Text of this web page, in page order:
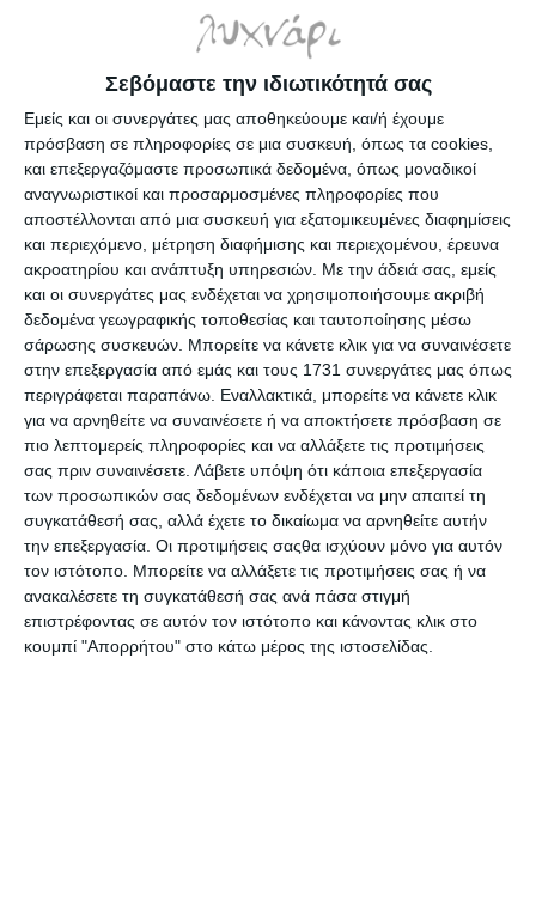
Σεβόμαστε την ιδιωτικότητά σας
Εμείς και οι συνεργάτες μας αποθηκεύουμε και/ή έχουμε
πρόσβαση σε πληροφορίες σε μια συσκευή, όπως τα cookies,
και επεξεργαζόμαστε προσωπικά δεδομένα, όπως μοναδικοί
αναγνωριστικοί και προσαρμοσμένες πληροφορίες που
αποστέλλονται από μια συσκευή για εξατομικευμένες διαφημίσεις
και περιεχόμενο, μέτρηση διαφήμισης και περιεχομένου, έρευνα
ακροατηρίου και ανάπτυξη υπηρεσιών. Με την άδειά σας, εμείς
και οι συνεργάτες μας ενδέχεται να χρησιμοποιήσουμε ακριβή
δεδομένα γεωγραφικής τοποθεσίας και ταυτοποίησης μέσω
σάρωσης συσκευών. Μπορείτε να κάνετε κλικ για να συναινέσετε
στην επεξεργασία από εμάς και τους 1731 συνεργάτες μας όπως
περιγράφεται παραπάνω. Εναλλακτικά, μπορείτε να κάνετε κλικ
για να αρνηθείτε να συναινέσετε ή να αποκτήσετε πρόσβαση σε
πιο λεπτομερείς πληροφορίες και να αλλάξετε τις προτιμήσεις
σας πριν συναινέσετε. Λάβετε υπόψη ότι κάποια επεξεργασία
των προσωπικών σας δεδομένων ενδέχεται να μην απαιτεί τη
συγκατάθεσή σας, αλλά έχετε το δικαίωμα να αρνηθείτε αυτήν
την επεξεργασία. Οι προτιμήσεις σαςθα ισχύουν μόνο για αυτόν
τον ιστότοπο. Μπορείτε να αλλάξετε τις προτιμήσεις σας ή να
ανακαλέσετε τη συγκατάθεσή σας ανά πάσα στιγμή
επιστρέφοντας σε αυτόν τον ιστότοπο και κάνοντας κλικ στο
κουμπί "Απορρήτου" στο κάτω μέρος της ιστοσελίδας.
Καλάθι αχρήστων Durable
πορτοκαλί διάφανο P.P.
1701710009
Διαθέσιμο
7,50€
Καλάθι αχρήστων Durable
τιρκουάζ διάφανο Trend
16lt P.P. 1701710540
Κατόπιν παραγγελίας
7,50€